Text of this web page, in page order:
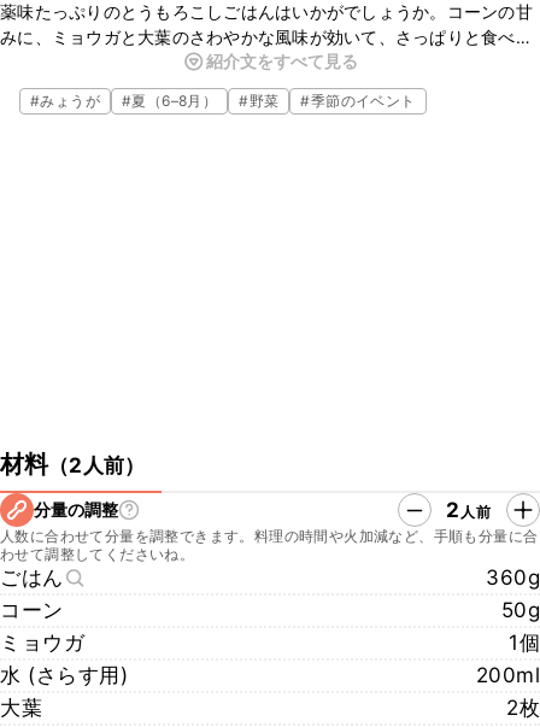
薬味たっぷりのとうもろこしごはんはいかがでしょうか。コーンの甘
みに、ミョウガと大葉のさわやかな風味が効いて、さっぱりと食べら
れます。コーンを炒めて薬味と一緒に混ぜ込むだけなので、さっと簡
単に作れますよ。ぜひお試しくださいね。
紹介文をすべて見る
#みょうが #夏（6–8月） #野菜 #季節のイベント
材料（2人前）
分量の調整 2 人前
人数に合わせて分量を調整できます。料理の時間や火加減など、手順も分量に合
わせて調整してくださいね。
ごはん
360g
コーン
50g
ミョウガ
1個
水 (さらす用)
200ml
大葉
2枚